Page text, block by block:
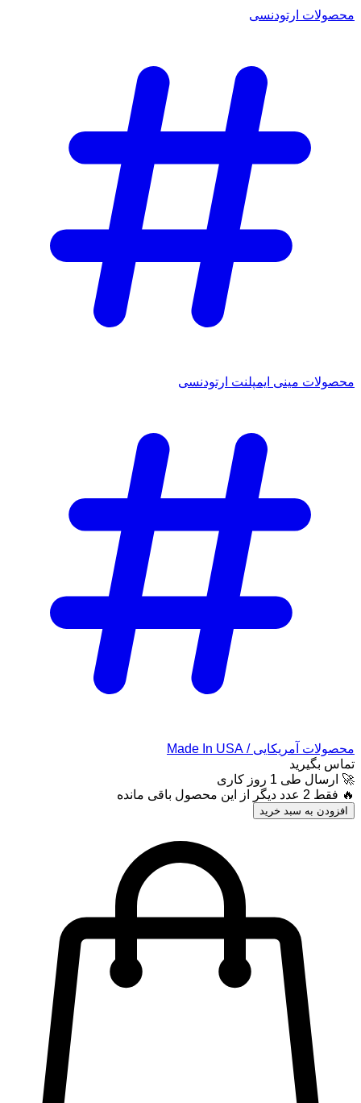
محصولات ارتودنسی
محصولات مینی ایمپلنت ارتودنسی
محصولات آمریکایی / Made In USA
تماس بگیرید
🚀 ارسال طی 1 روز کاری
🔥 فقط 2 عدد دیگر از این محصول باقی مانده
افزودن به سبد خرید